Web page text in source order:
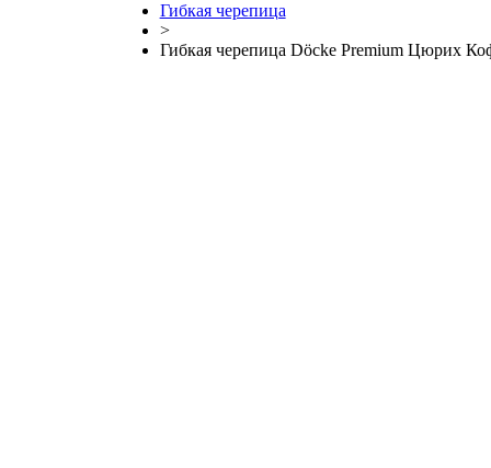
Гибкая черепица
>
Гибкая черепица Döcke Premium Цюрих